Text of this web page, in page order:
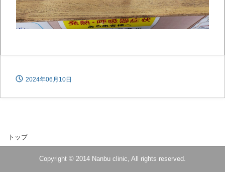
2024年06月10日
トップ
Copyright © 2014 Nanbu clinic, All rights reserved.